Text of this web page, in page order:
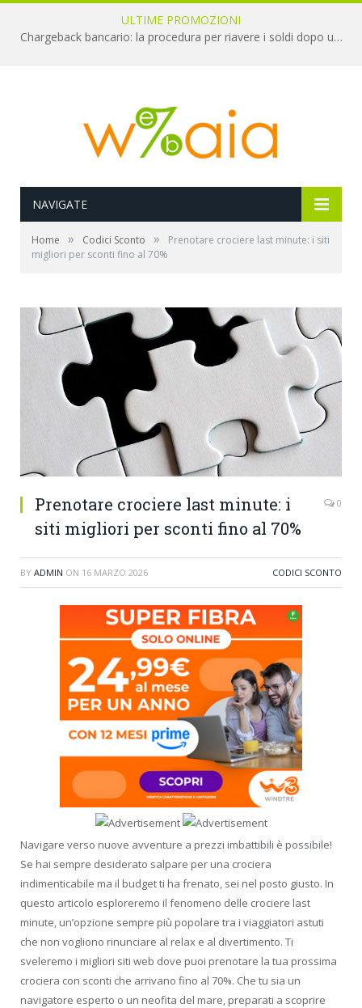
ULTIME PROMOZIONI
Chargeback bancario: la procedura per riavere i soldi dopo una truffa online
NAVIGATE
Home » Codici Sconto »
Prenotare crociere last minute: i siti
migliori per sconti fino al 70%
Prenotare crociere last minute: i
siti migliori per sconti fino al 70%
0
BY ADMIN ON 16 MARZO 2026 CODICI SCONTO
Navigare verso nuove avventure a prezzi imbattibili è possibile!
Se hai sempre desiderato salpare per una crociera
indimenticabile ma il budget ti ha frenato, sei nel posto giusto. In
questo articolo esploreremo il fenomeno delle crociere last
minute, un’opzione sempre più popolare tra i viaggiatori astuti
che non vogliono rinunciare al relax e al divertimento. Ti
sveleremo i migliori siti web dove puoi prenotare la tua prossima
crociera con sconti che arrivano fino al 70%. Che tu sia un
navigatore esperto o un neofita del mare, preparati a scoprire